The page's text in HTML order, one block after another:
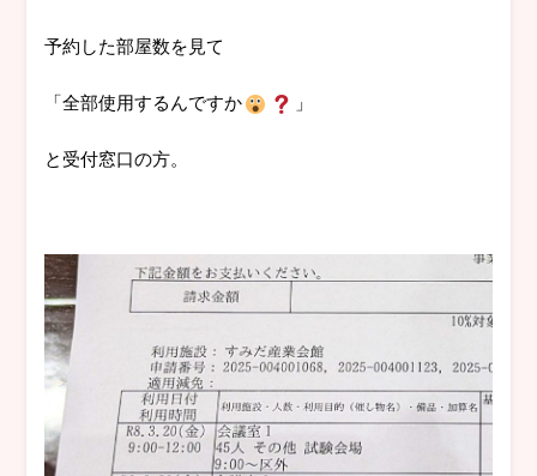
予約した部屋数を見て
「全部使用するんですか 」
と受付窓口の方。